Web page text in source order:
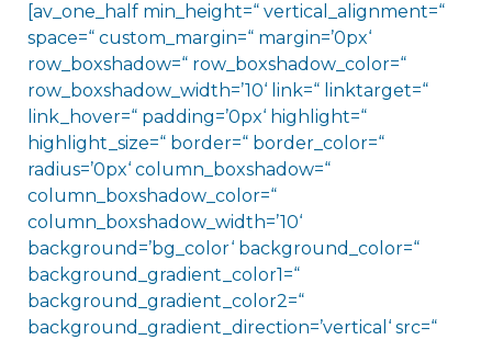
[av_one_half min_height=“ vertical_alignment=“
space=“ custom_margin=“ margin=’0px‘
row_boxshadow=“ row_boxshadow_color=“
row_boxshadow_width=’10‘ link=“ linktarget=“
link_hover=“ padding=’0px‘ highlight=“
highlight_size=“ border=“ border_color=“
radius=’0px‘ column_boxshadow=“
column_boxshadow_color=“
column_boxshadow_width=’10‘
background=’bg_color‘ background_color=“
background_gradient_color1=“
background_gradient_color2=“
background_gradient_direction=’vertical‘ src=“